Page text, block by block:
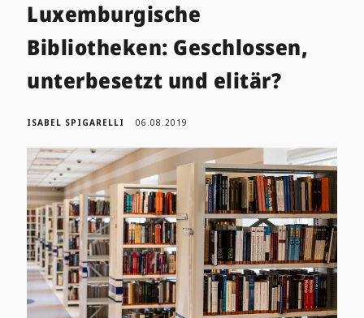
Luxemburgische
Bibliotheken: Geschlossen,
unterbesetzt und elitär?
ISABEL SPIGARELLI 06.08.2019